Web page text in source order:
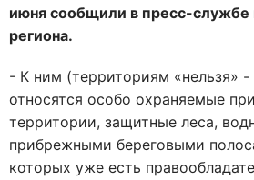
июня сообщили в пресс-службе
региона.
- К ним (территориям «нельзя» -
относятся особо охраняемые
территории, защитные леса,
прибрежными береговыми
которых уже есть